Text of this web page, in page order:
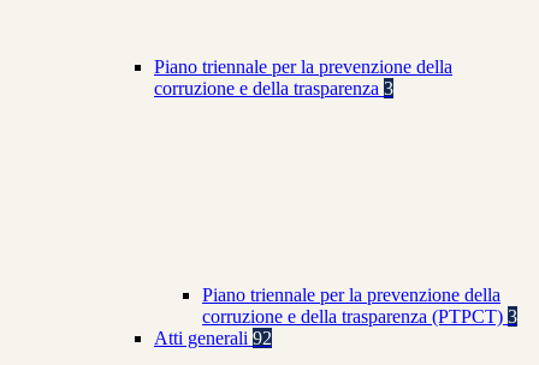
Piano triennale per la prevenzione della
corruzione e della trasparenza 3
Piano triennale per la prevenzione della
corruzione e della trasparenza (PTPCT) 3
Atti generali 92